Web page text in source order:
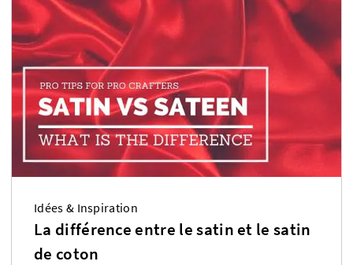
Idées & Inspiration
La différence entre le satin et le satin
de coton